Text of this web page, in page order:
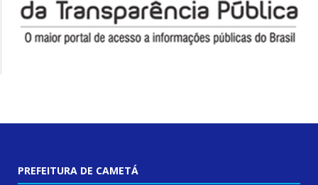
PREFEITURA DE CAMETÁ